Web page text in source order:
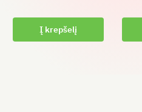
Į krepšelį